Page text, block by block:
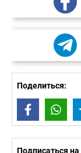
Поделиться:
Facebook
Подписаться на